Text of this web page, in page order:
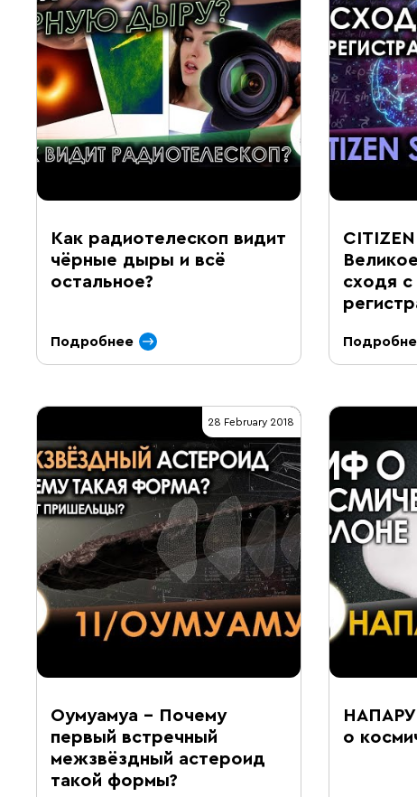
Как радиотелескоп видит
чёрные дыры и всё
остальное?
Подробнее
сходя с
28 February 2018
Оумуамуа – Почему
первый встречный
межзвёздный астероид
такой формы?
о